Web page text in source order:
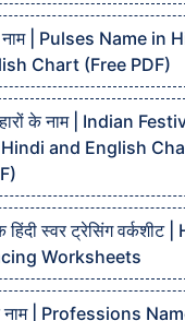
| Pulses Name in
Chart (Free PDF)
के नाम | Indian
and English
स्वर ट्रेसिंग वर्कशीट |
Worksheets
नाम | Professions